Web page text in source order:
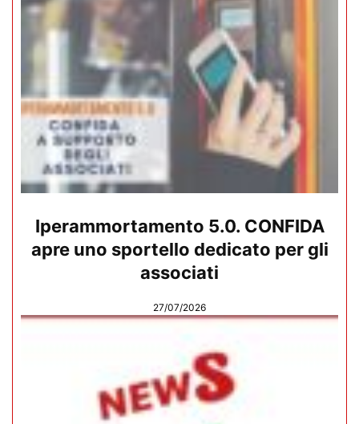
Iperammortamento 5.0. CONFIDA
apre uno sportello dedicato per gli
associati
27/07/2026